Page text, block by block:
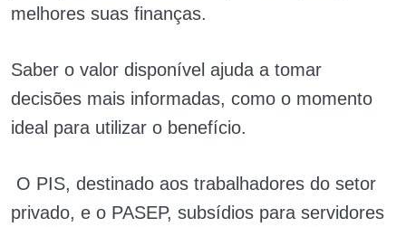
melhores suas finanças.
Saber o valor disponível ajuda a tomar
decisões mais informadas, como o momento
ideal para utilizar o benefício.
O PIS, destinado aos trabalhadores do setor
privado, e o PASEP, subsídios para servidores